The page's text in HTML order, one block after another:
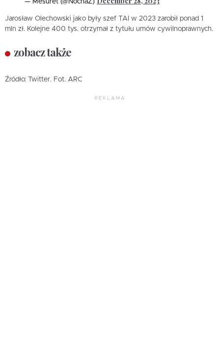
Jarosław Olechowski jako były szef TAI w 2023 zarobił ponad 1
mln zł. Kolejne 400 tys. otrzymał z tytułu umów cywilnoprawnych.
zobacz także
Źródło: Twitter. Fot. ARC
REKLAMA